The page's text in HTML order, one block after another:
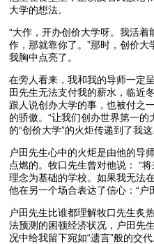
大学的想法。
“大作，开办创价大学呀。我活
作，那就靠你了。”那时，创价
我胸中点亮了。
在旁人看来，我和我的导师一定
田先生无法支付我的薪水，临近
跟人说创办大学的事，也被付之
的骄傲。“让我们创办世界第一
的“创价大学”的火炬传递到了我这
户田先生心中的火炬是由他的
点燃的。牧口先生曾对他说： “
理念为基础的学校。如果我无法
他在另一个场合表达了信心：“户
户田先生比谁都理解牧口先生炙
法预测的困顿经济状况，户田先
况中给我留下宛如“遗言”般的交代